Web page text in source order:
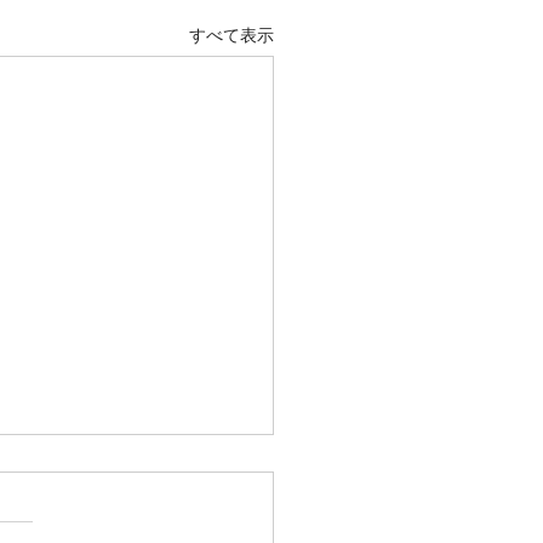
すべて表示
臨時休業のお知らせ】
影響が予想されるため、 6